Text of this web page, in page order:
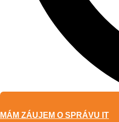
MÁM ZÁUJEM O SPRÁVU IT